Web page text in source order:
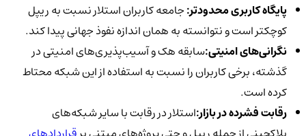
پایگاه کاربری محدودتر:جامعه کاربران استلار نسبت به ریپل
کوچکتر است و نتوانسته به همان اندازه نفوذ جهانی پیدا کند.
نگرانی‌های امنیتی:سابقه هک و آسیب‌پذیری‌های امنیتی در
گذشته، برخی کاربران را نسبت به استفاده از این شبکه محتاط
کرده است.
رقابت فشرده در بازار:استلار در رقابت با سایر شبکه‌های